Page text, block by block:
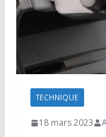
TECHNIQUE
18 mars 2023